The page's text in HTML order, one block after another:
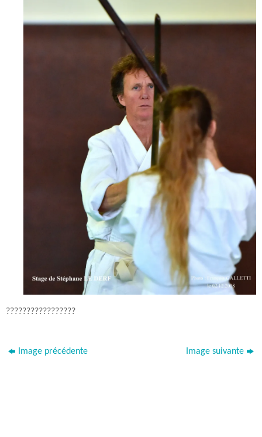
?????????????????
Image précédente Image suivante